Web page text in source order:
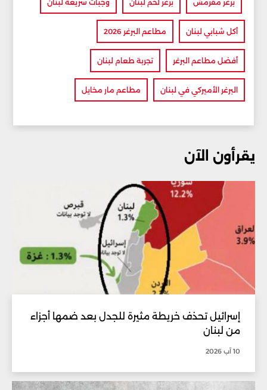
برغر مقرمش برغر لحم لبنان وجبات سريعة لبنان
أكل شبابي لبنان مطاعم البرغر 2026
أفضل مطاعم البرغر تجربة طعام لبنان
البرغر الأميركي في لبنان مطاعم مار مخايل
يقرأون الآن
إسرائيل تحذف خريطة مثيرة للجدل بعد ضمها أجزاء
من لبنان
10 آب 2026